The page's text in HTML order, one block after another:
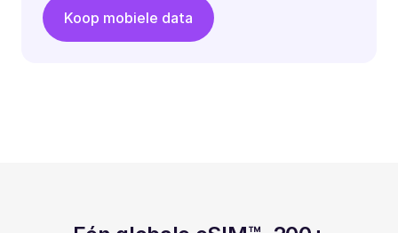
Koop mobiele data